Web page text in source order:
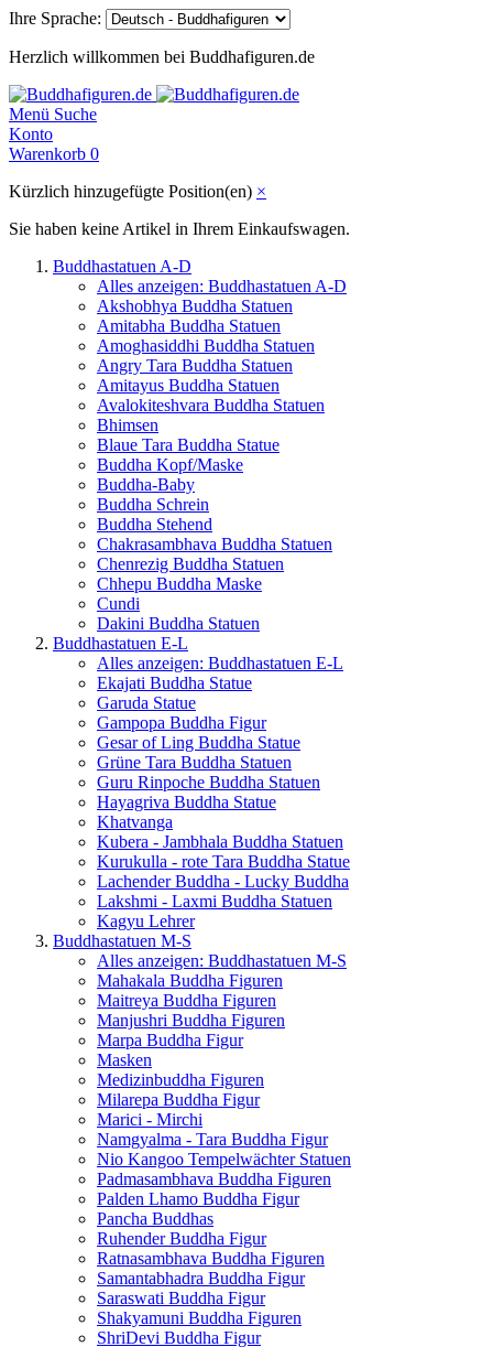
Ihre Sprache:
Herzlich willkommen bei Buddhafiguren.de
Menü Suche
Konto
Warenkorb 0
Kürzlich hinzugefügte Position(en) ×
Sie haben keine Artikel in Ihrem Einkaufswagen.
Buddhastatuen A-D
Alles anzeigen: Buddhastatuen A-D
Akshobhya Buddha Statuen
Amitabha Buddha Statuen
Amoghasiddhi Buddha Statuen
Angry Tara Buddha Statuen
Amitayus Buddha Statuen
Avalokiteshvara Buddha Statuen
Bhimsen
Blaue Tara Buddha Statue
Buddha Kopf/Maske
Buddha-Baby
Buddha Schrein
Buddha Stehend
Chakrasambhava Buddha Statuen
Chenrezig Buddha Statuen
Chhepu Buddha Maske
Cundi
Dakini Buddha Statuen
Buddhastatuen E-L
Alles anzeigen: Buddhastatuen E-L
Ekajati Buddha Statue
Garuda Statue
Gampopa Buddha Figur
Gesar of Ling Buddha Statue
Grüne Tara Buddha Statuen
Guru Rinpoche Buddha Statuen
Hayagriva Buddha Statue
Khatvanga
Kubera - Jambhala Buddha Statuen
Kurukulla - rote Tara Buddha Statue
Lachender Buddha - Lucky Buddha
Lakshmi - Laxmi Buddha Statuen
Kagyu Lehrer
Buddhastatuen M-S
Alles anzeigen: Buddhastatuen M-S
Mahakala Buddha Figuren
Maitreya Buddha Figuren
Manjushri Buddha Figuren
Marpa Buddha Figur
Masken
Medizinbuddha Figuren
Milarepa Buddha Figur
Marici - Mirchi
Namgyalma - Tara Buddha Figur
Nio Kangoo Tempelwächter Statuen
Padmasambhava Buddha Figuren
Palden Lhamo Buddha Figur
Pancha Buddhas
Ruhender Buddha Figur
Ratnasambhava Buddha Figuren
Samantabhadra Buddha Figur
Saraswati Buddha Figur
Shakyamuni Buddha Figuren
ShriDevi Buddha Figur